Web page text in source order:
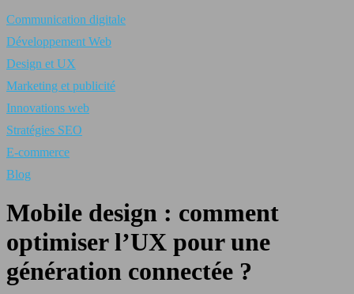
Communication digitale
Développement Web
Design et UX
Marketing et publicité
Innovations web
Stratégies SEO
E-commerce
Blog
Mobile design : comment
optimiser l’UX pour une
génération connectée ?